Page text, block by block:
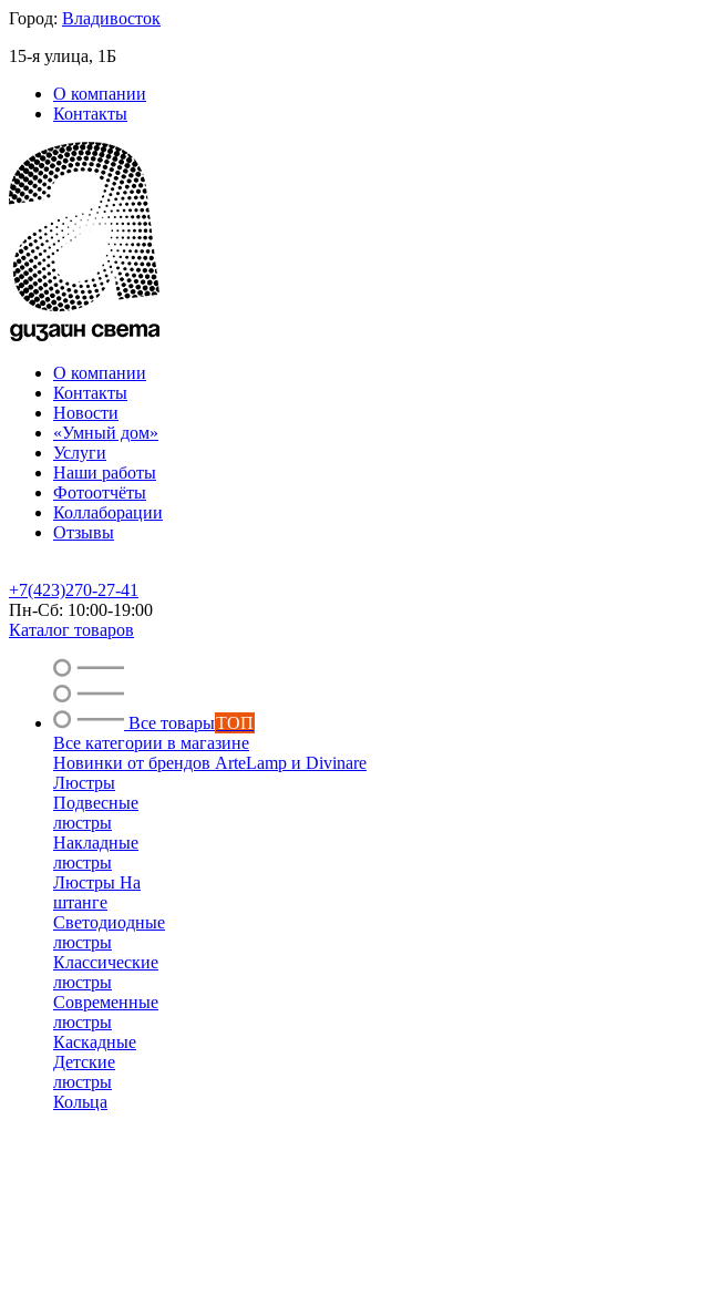
Город: Владивосток
15-я улица, 1Б
О компании
Контакты
О компании
Контакты
Новости
«Умный дом»
Услуги
Наши работы
Фотоотчёты
Коллаборации
Отзывы
+7(423)270-27-41
Пн-Сб: 10:00-19:00
Каталог товаров
Все товарыТОП
Все категории в магазине
Новинки от брендов ArteLamp и Divinare
Люстры
Подвесные
люстры
Накладные
люстры
Люстры На
штанге
Светодиодные
люстры
Классические
люстры
Современные
люстры
Каскадные
Детские
люстры
Кольца